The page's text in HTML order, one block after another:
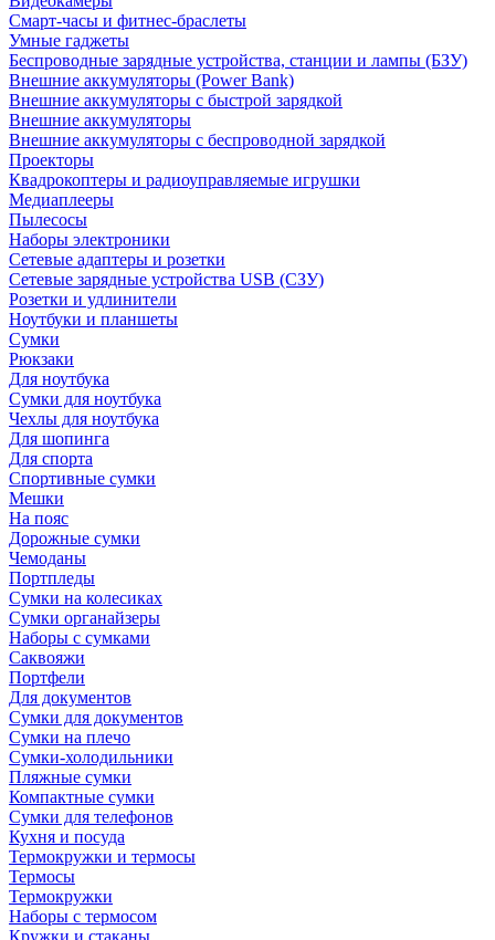
Смарт-часы и фитнес-браслеты
Умные гаджеты
Беспроводные зарядные устройства, станции и лампы (БЗУ)
Внешние аккумуляторы (Power Bank)
Внешние аккумуляторы с быстрой зарядкой
Внешние аккумуляторы
Внешние аккумуляторы с беспроводной зарядкой
Проекторы
Квадрокоптеры и радиоуправляемые игрушки
Медиаплееры
Пылесосы
Наборы электроники
Сетевые адаптеры и розетки
Сетевые зарядные устройства USB (СЗУ)
Розетки и удлинители
Ноутбуки и планшеты
Сумки
Рюкзаки
Для ноутбука
Сумки для ноутбука
Чехлы для ноутбука
Для шопинга
Для спорта
Спортивные сумки
Мешки
На пояс
Дорожные сумки
Чемоданы
Портпледы
Сумки на колесиках
Сумки органайзеры
Наборы с сумками
Саквояжи
Портфели
Для документов
Сумки для документов
Сумки на плечо
Сумки-холодильники
Пляжные сумки
Компактные сумки
Сумки для телефонов
Кухня и посуда
Термокружки и термосы
Термосы
Термокружки
Наборы с термосом
Кружки и стаканы